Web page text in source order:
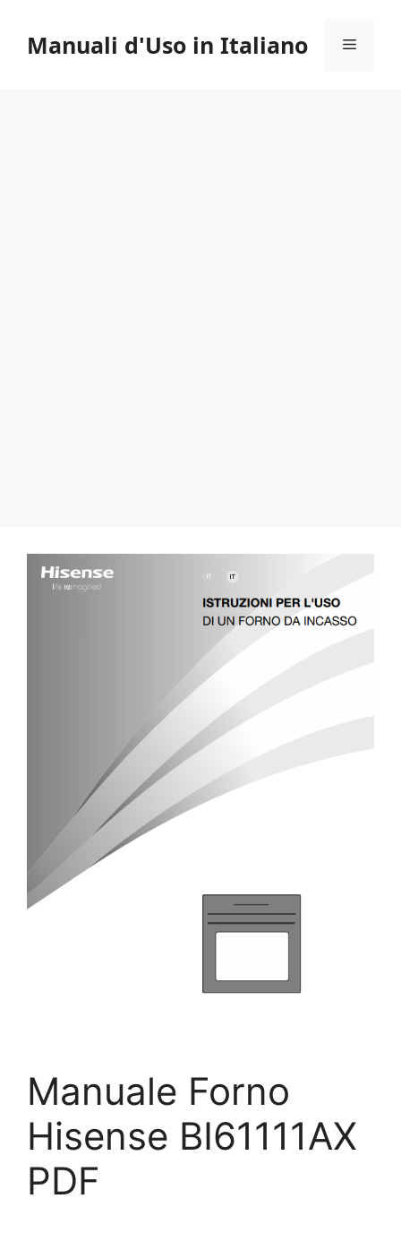
contenuto
Manuali d'Uso in Italiano Menu
Manuale Forno
Hisense BI61111AX
PDF